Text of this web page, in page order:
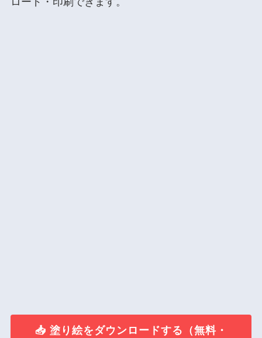
📥 塗り絵をダウンロードする（無料・